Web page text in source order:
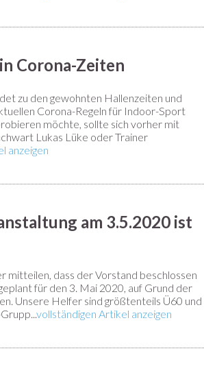
Corona-Zeiten
zu den gewohnten Hallenzeiten und
Corona-Regeln für Indoor-Sport
möchte, sollte sich vorher mit
Lukas Lüke oder Trainer
anzeigen
am 3.5.2020 ist
mitteilen, dass der Vorstand beschlossen
für den 3. Mai 2020, auf Grund der
Unsere Helfer sind größtenteils Ü60 und
vollständigen Artikel anzeigen